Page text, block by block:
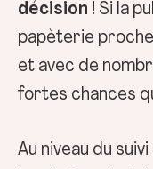
décision ! Si la
papèterie
et avec de
fortes chances
Au niveau du